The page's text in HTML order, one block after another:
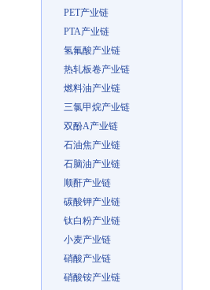
PET产业链
PTA产业链
氢氟酸产业链
热轧板卷产业链
燃料油产业链
三氯甲烷产业链
双酚A产业链
石油焦产业链
石脑油产业链
顺酐产业链
碳酸钾产业链
钛白粉产业链
小麦产业链
硝酸产业链
硝酸铵产业链